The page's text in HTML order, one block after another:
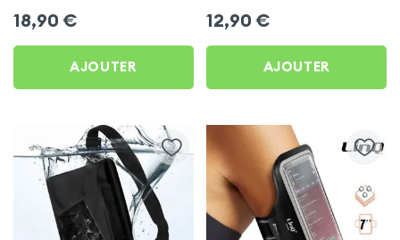
18,90 €
AJOUTER
12,90 €
AJOUTER